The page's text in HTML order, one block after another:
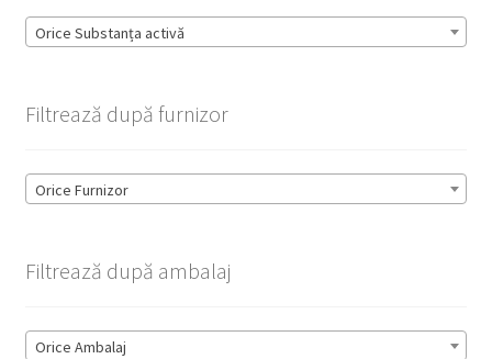
Orice Substanța activă
Filtrează după furnizor
Orice Furnizor
Filtrează după ambalaj
Orice Ambalaj